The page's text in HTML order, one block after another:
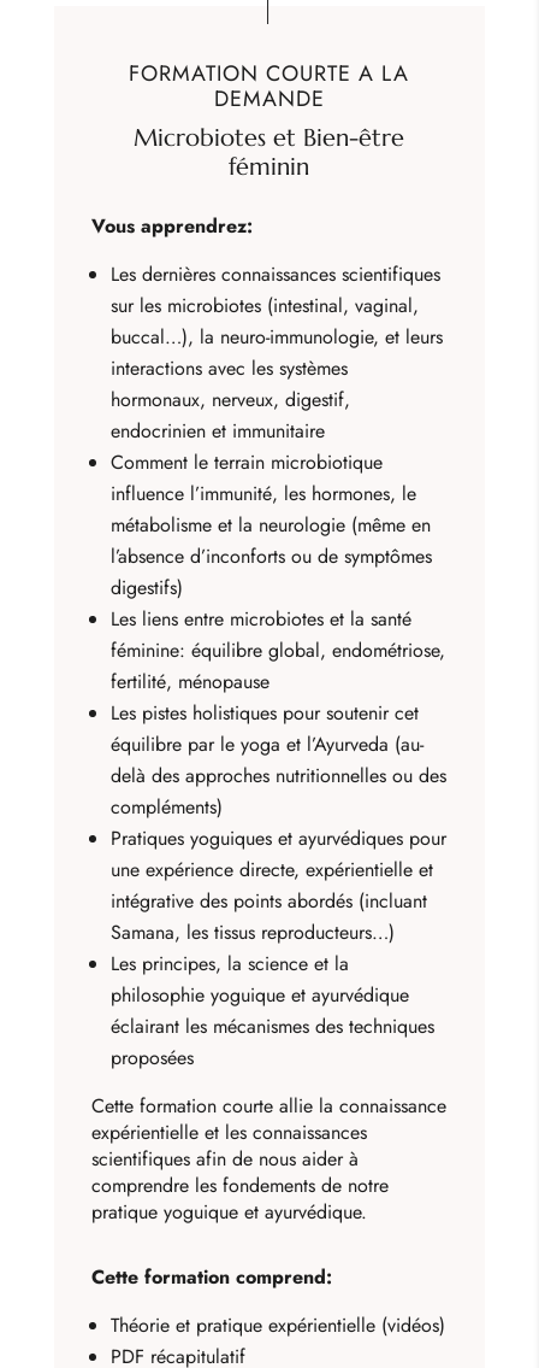
FORMATION COURTE A LA
DEMANDE
Microbiotes et Bien-être
féminin
Vous apprendrez:
Les dernières connaissances scientifiques
sur les microbiotes (intestinal, vaginal,
buccal…), la neuro-immunologie, et leurs
interactions avec les systèmes
hormonaux, nerveux, digestif,
endocrinien et immunitaire
Comment le terrain microbiotique
influence l’immunité, les hormones, le
métabolisme et la neurologie (même en
l’absence d’inconforts ou de symptômes
digestifs)
Les liens entre microbiotes et la santé
féminine: équilibre global, endométriose,
fertilité, ménopause
Les pistes holistiques pour soutenir cet
équilibre par le yoga et l’Ayurveda (au-
delà des approches nutritionnelles ou des
compléments)
Pratiques yoguiques et ayurvédiques pour
une expérience directe, expérientielle et
intégrative des points abordés (incluant
Samana, les tissus reproducteurs…)
Les principes, la science et la
philosophie yoguique et ayurvédique
éclairant les mécanismes des techniques
proposées
Cette formation courte allie la connaissance
expérientielle et les connaissances
scientifiques afin de nous aider à
comprendre les fondements de notre
pratique yoguique et ayurvédique.
Cette formation comprend:
Théorie et pratique expérientielle (vidéos)
PDF récapitulatif